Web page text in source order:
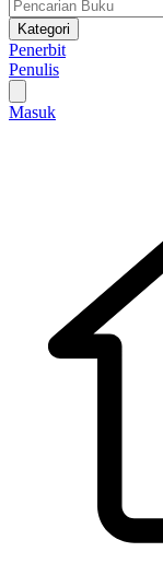
Kategori
Penerbit
Penulis
Masuk